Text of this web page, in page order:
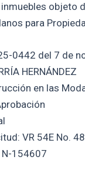
objeto
para
0442 del 7 de
HERNÁNDEZ
en las
VR 54E No.
154607